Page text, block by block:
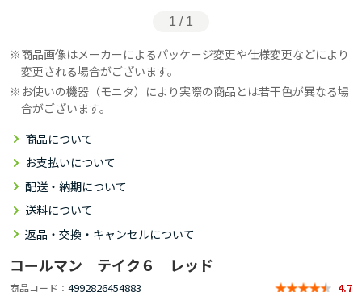
1 / 1
商品画像はメーカーによるパッケージ変更や仕様変更などにより
変更される場合がございます。
お使いの機器（モニタ）により実際の商品とは若干色が異なる場
合がございます。
商品について
お支払いについて
配送・納期について
送料について
返品・交換・キャンセルについて
コールマン テイク６ レッド
商品コード 4992826454883 4.7